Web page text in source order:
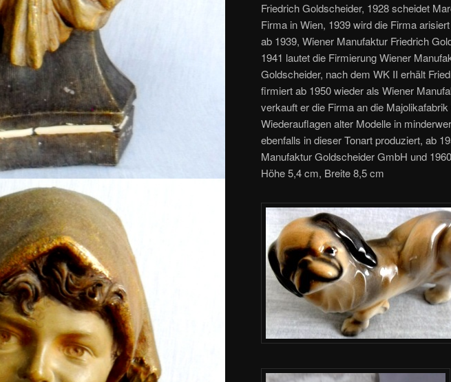
Friedrich Goldscheider, 1928 scheidet
Firma in Wien, 1939 wird die Firma
ab 1939, Wiener Manufaktur Friedrich
1941 lautet die Firmierung Wiener
Goldscheider, nach dem WK II erhält
firmiert ab 1950 wieder als Wiener
verkauft er die Firma an die
Wiederauflagen alter Modelle in
ebenfalls in dieser Tonart produziert, ab
Manufaktur Goldscheider GmbH und
Höhe 5,4 cm, Breite 8,5 cm